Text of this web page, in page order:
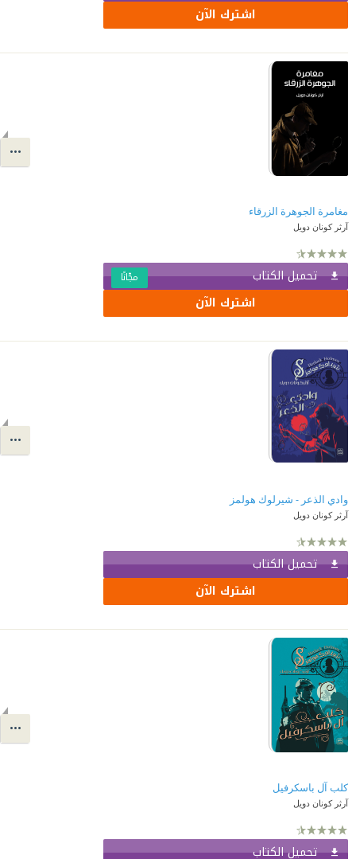
اشترك الآن
مغامرة الجوهرة الزرقاء
آرثر كونان دويل
تحميل الكتاب مجّانًا
اشترك الآن
وادي الذعر - شيرلوك هولمز
آرثر كونان دويل
تحميل الكتاب
اشترك الآن
كلب آل باسكرفيل
آرثر كونان دويل
تحميل الكتاب